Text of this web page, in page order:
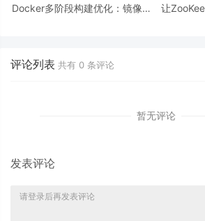
Docker多阶段构建优化：镜像体
让
评论列表 共有 0 条评论
暂无评论
发表评论